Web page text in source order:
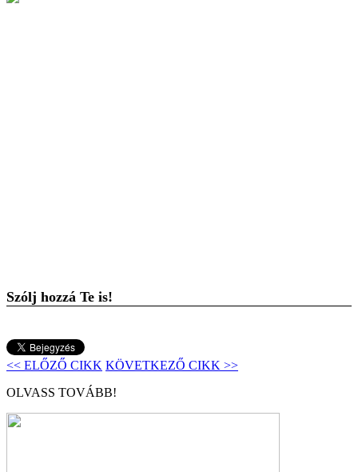
Szólj hozzá Te is!
<< ELŐZŐ CIKK KÖVETKEZŐ CIKK >>
OLVASS TOVÁBB!